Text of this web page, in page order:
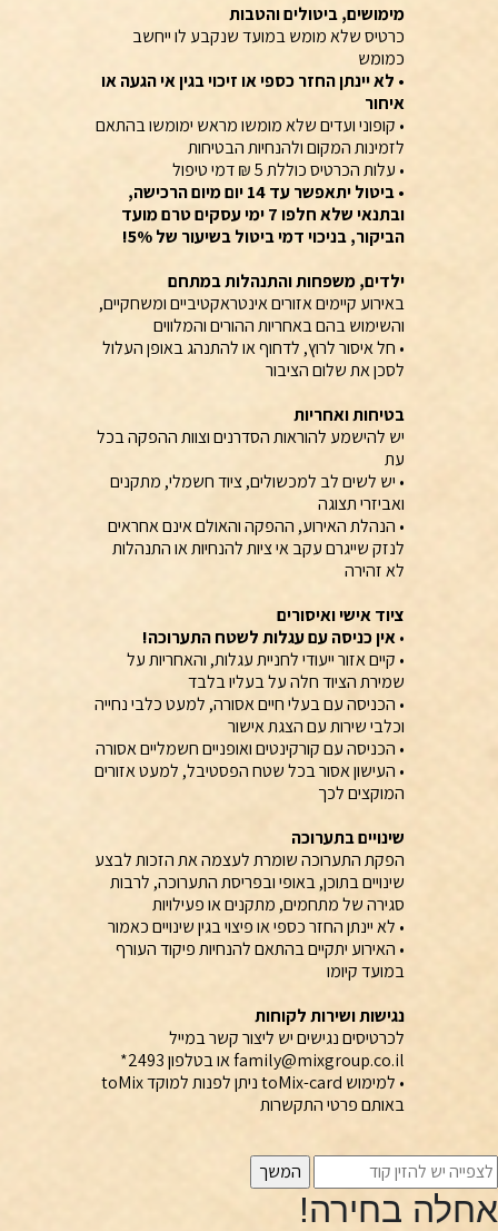
מימושים, ביטולים והטבות
כרטיס שלא מומש במועד שנקבע לו ייחשב
כמומש
• לא יינתן החזר כספי או זיכוי בגין אי הגעה או
איחור
• קופוני ועדים שלא מומשו מראש ימומשו בהתאם
לזמינות המקום ולהנחיות הבטיחות
• עלות הכרטיס כוללת 5 ₪ דמי טיפול
• ביטול יתאפשר עד 14 יום מיום הרכישה,
ובתנאי שלא חלפו 7 ימי עסקים טרם מועד
הביקור, בניכוי דמי ביטול בשיעור של 5%!
ילדים, משפחות והתנהלות במתחם
באירוע קיימים אזורים אינטראקטיביים ומשחקיים,
והשימוש בהם באחריות ההורים והמלווים
• חל איסור לרוץ, לדחוף או להתנהג באופן העלול
לסכן את שלום הציבור
בטיחות ואחריות
יש להישמע להוראות הסדרנים וצוות ההפקה בכל
עת
• יש לשים לב למכשולים, ציוד חשמלי, מתקנים
ואביזרי תצוגה
• הנהלת האירוע, ההפקה והאולם אינם אחראים
לנזק שייגרם עקב אי ציות להנחיות או התנהלות
לא זהירה
ציוד אישי ואיסורים
•אין כניסה עם עגלות לשטח התערוכה!
• קיים אזור ייעודי לחניית עגלות, והאחריות על
שמירת הציוד חלה על בעליו בלבד
• הכניסה עם בעלי חיים אסורה, למעט כלבי נחייה
וכלבי שירות עם הצגת אישור
• הכניסה עם קורקינטים ואופניים חשמליים אסורה
• העישון אסור בכל שטח הפסטיבל, למעט אזורים
המוקצים לכך
שינויים בתערוכה
הפקת התערוכה שומרת לעצמה את הזכות לבצע
שינויים בתוכן, באופי ובפריסת התערוכה, לרבות
סגירה של מתחמים, מתקנים או פעילויות
• לא יינתן החזר כספי או פיצוי בגין שינויים כאמור
• האירוע יתקיים בהתאם להנחיות פיקוד העורף
במועד קיומו
נגישות ושירות לקוחות
לכרטיסים נגישים יש ליצור קשר במייל
family@mixgroup.co.ilאו בטלפון 2493*
• למימוש toMix-card ניתן לפנות למוקד toMix
באותם פרטי התקשרות
אחלה בחירה!